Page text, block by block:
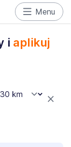
Menu
i aplikuj